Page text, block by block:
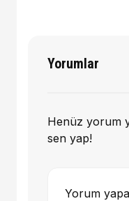
Yorumlar
Henüz yorum
sen yap!
Yorum